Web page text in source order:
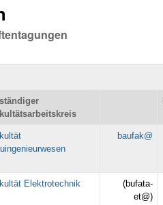
baufak@
Elektrotechnik
(bufata-
et@)